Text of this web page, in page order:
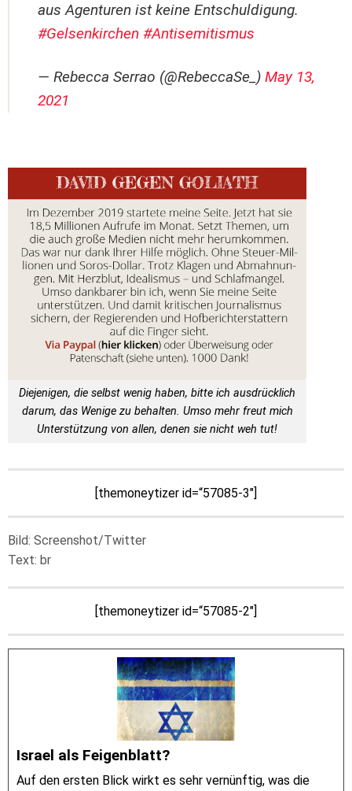
aus Agenturen ist keine Entschuldigung.
#Gelsenkirchen #Antisemitismus
— Rebecca Serrao (@RebeccaSe_) May 13,
2021
Diejenigen, die selbst wenig haben, bitte ich ausdrücklich
darum, das Wenige zu behalten. Umso mehr freut mich
Unterstützung von allen, denen sie nicht weh tut!
[themoneytizer id=“57085-3″]
Bild: Screenshot/Twitter
Text: br
[themoneytizer id=“57085-2″]
Israel als Feigenblatt?
Auf den ersten Blick wirkt es sehr vernünftig, was die